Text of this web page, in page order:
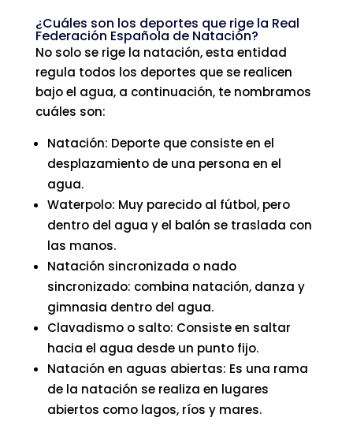
¿Cuáles son los deportes que rige la Real
Federación Española de Natación?
No solo se rige la natación, esta entidad
regula todos los deportes que se realicen
bajo el agua, a continuación, te nombramos
cuáles son:
Natación: Deporte que consiste en el
desplazamiento de una persona en el
agua.
Waterpolo: Muy parecido al fútbol, pero
dentro del agua y el balón se traslada con
las manos.
Natación sincronizada o nado
sincronizado: combina natación, danza y
gimnasia dentro del agua.
Clavadismo o salto: Consiste en saltar
hacia el agua desde un punto fijo.
Natación en aguas abiertas: Es una rama
de la natación se realiza en lugares
abiertos como lagos, ríos y mares.